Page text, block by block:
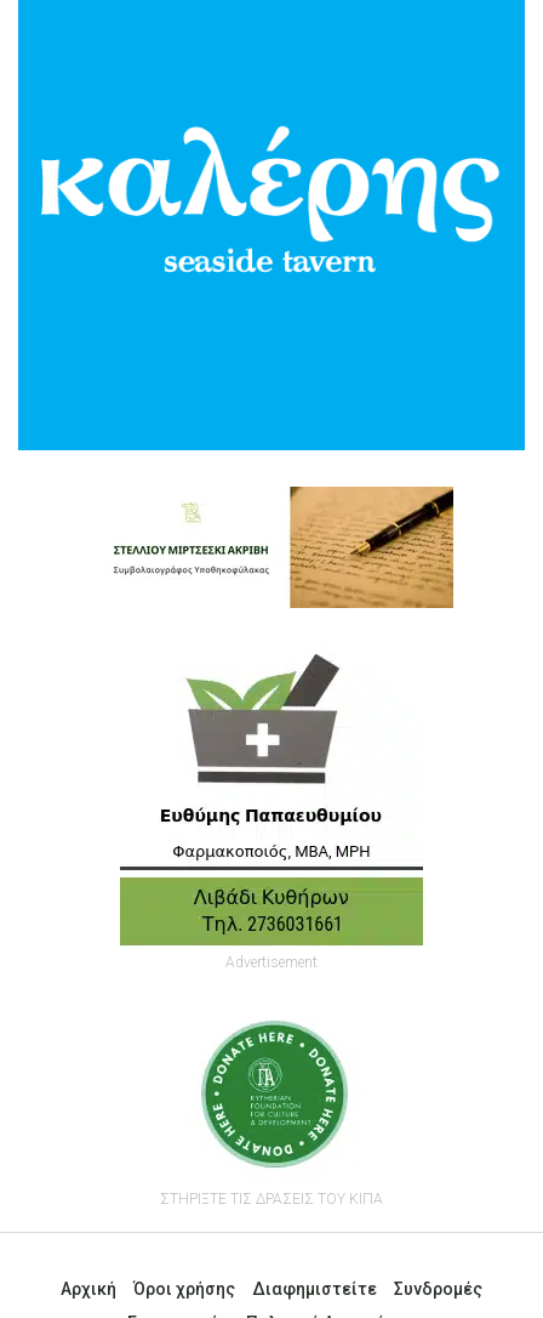
Advertisement
ΣΤΗΡΙΞΤΕ ΤΙΣ ΔΡΑΣΕΙΣ ΤΟΥ ΚΙΠΑ
Αρχική Όροι χρήσης Διαφημιστείτε
Συνδρομές